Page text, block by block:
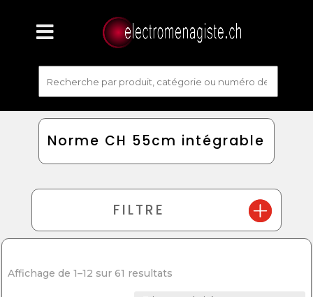
Norme CH 55cm intégrable
FILTRE
Affichage de 1–12 sur 61 resultats